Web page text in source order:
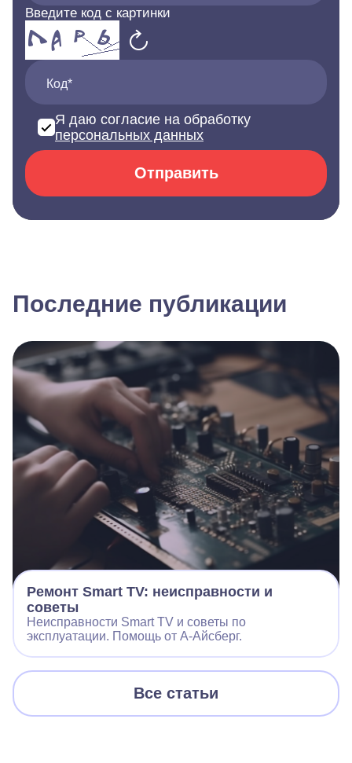
Введите код с картинки
Код*
Я даю согласие на обработку
персональных данных
Отправить
Последние публикации
Ремонт Smart TV: неисправности и
советы
Неисправности Smart TV и советы по
эксплуатации. Помощь от А-Айсберг.
Все статьи